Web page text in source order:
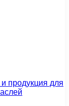
продукция для